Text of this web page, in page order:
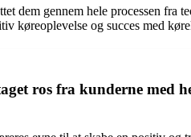
dem gennem hele processen
køreoplevelse og succes med
ros fra kunderne med